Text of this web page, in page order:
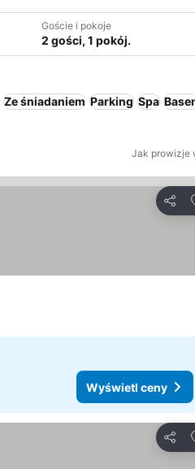
Goście i pokoje
2 gości, 1 pokój.
Ze śniadaniem Parking Spa
Jak prowizje
Wyświetl ceny